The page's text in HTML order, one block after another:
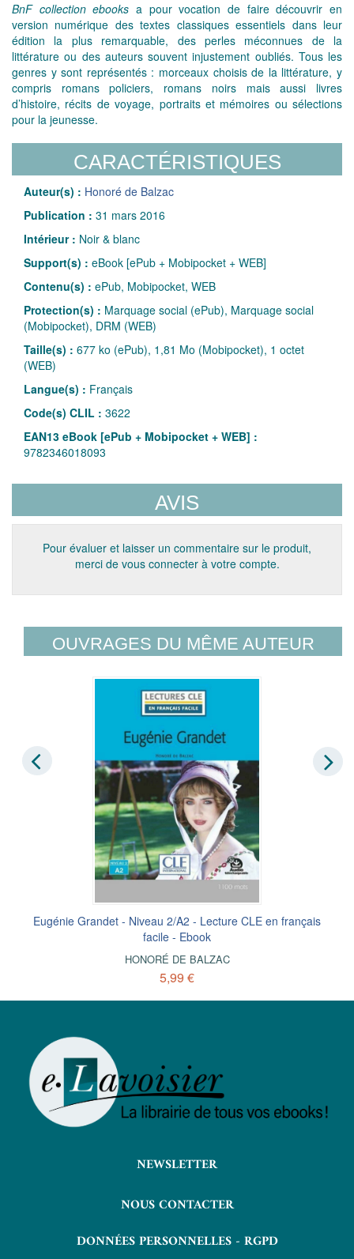
BnF collection ebooks a pour vocation de faire découvrir en
version numérique des textes classiques essentiels dans leur
édition la plus remarquable, des perles méconnues de la
littérature ou des auteurs souvent injustement oubliés. Tous les
genres y sont représentés : morceaux choisis de la littérature, y
compris romans policiers, romans noirs mais aussi livres
d’histoire, récits de voyage, portraits et mémoires ou sélections
pour la jeunesse.
CARACTÉRISTIQUES
Auteur(s) : Honoré de Balzac
Publication : 31 mars 2016
Intérieur : Noir & blanc
Support(s) : eBook [ePub + Mobipocket + WEB]
Contenu(s) : ePub, Mobipocket, WEB
Protection(s) : Marquage social (ePub), Marquage social
(Mobipocket), DRM (WEB)
Taille(s) : 677 ko (ePub), 1,81 Mo (Mobipocket), 1 octet
(WEB)
Langue(s) : Français
Code(s) CLIL : 3622
EAN13 eBook [ePub + Mobipocket + WEB] :
9782346018093
AVIS
Pour évaluer et laisser un commentaire sur le produit,
merci de vous connecter à votre compte.
OUVRAGES DU MÊME AUTEUR
Eugénie Grandet - Niveau 2/A2 - Lecture CLE en français
facile - Ebook
HONORÉ DE BALZAC
5,99 €
NEWSLETTER
NOUS CONTACTER
DONNÉES PERSONNELLES - RGPD